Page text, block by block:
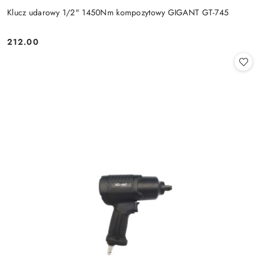
Klucz udarowy 1/2" 1450Nm kompozytowy GIGANT GT-745
Cena:
212.00